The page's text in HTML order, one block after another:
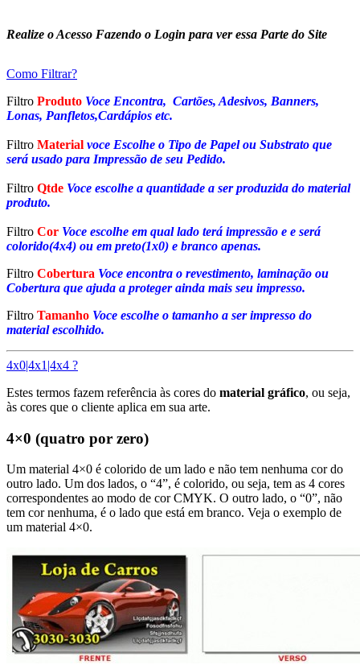
Realize o Acesso Fazendo o Login para ver essa Parte do Site
Como Filtrar?
Filtro Produto Voce Encontra, Cartões, Adesivos, Banners,
Lonas, Panfletos,Cardápios etc.
Filtro Material voce Escolhe o Tipo de Papel ou Substrato que
será usado para Impressão de seu Pedido.
Filtro Qtde Voce escolhe a quantidade a ser produzida do material
produto.
Filtro Cor Voce escolhe em qual lado terá impressão e e será
colorido(4x4) ou em preto(1x0) e branco apenas.
Filtro Cobertura Voce encontra o revestimento, laminação ou
Cobertura que ajuda a proteger ainda mais seu impresso.
Filtro Tamanho Voce escolhe o tamanho a ser impresso do
material escolhido.
4x0|4x1|4x4 ?
Estes termos fazem referência às cores do material gráfico, ou seja,
às cores que o cliente aplica em sua arte.
4×0 (quatro por zero)
Um material 4×0 é colorido de um lado e não tem nenhuma cor do
outro lado. Um dos lados, o “4”, é colorido, ou seja, tem as 4 cores
correspondentes ao modo de cor CMYK. O outro lado, o “0”, não
tem cor nenhuma, é o lado que está em branco. Veja o exemplo de
um material 4×0.